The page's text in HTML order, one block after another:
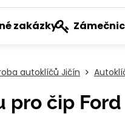
zakázky
autoklíčů Jičín
pro čip Ford